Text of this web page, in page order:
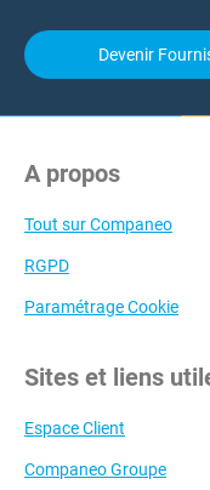
Devenir
A propos
Tout sur Companeo
RGPD
Paramétrage Cookie
Sites et liens
Espace Client
Companeo Groupe